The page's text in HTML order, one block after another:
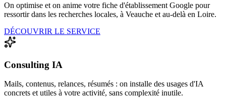
On optimise et on anime votre fiche d'établissement Google pour
ressortir dans les recherches locales, à Veauche et au-delà en Loire.
DÉCOUVRIR LE SERVICE
Consulting IA
Mails, contenus, relances, résumés : on installe des usages d'IA
concrets et utiles à votre activité, sans complexité inutile.